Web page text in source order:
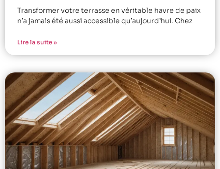
Transformer votre terrasse en véritable havre de paix
n’a jamais été aussi accessible qu’aujourd’hui. Chez
Lire la suite »